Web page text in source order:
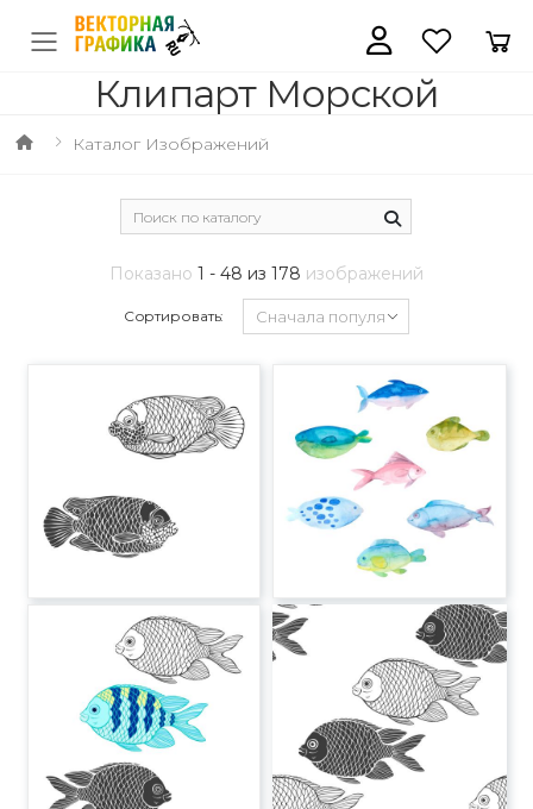
Клипарт Морской
Каталог Изображений
Показано 1 - 48 из 178 изображений
Сортировать: